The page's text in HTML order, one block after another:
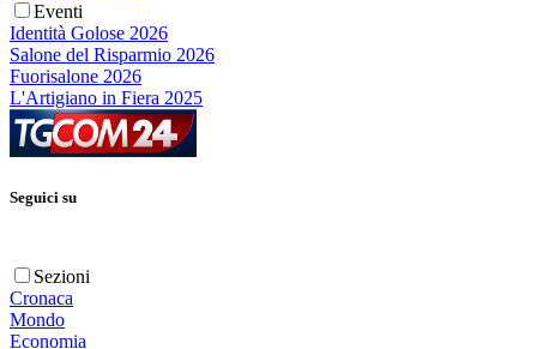
Eventi
Identità Golose 2026
Salone del Risparmio 2026
Fuorisalone 2026
L'Artigiano in Fiera 2025
Seguici su
Sezioni
Cronaca
Mondo
Economia